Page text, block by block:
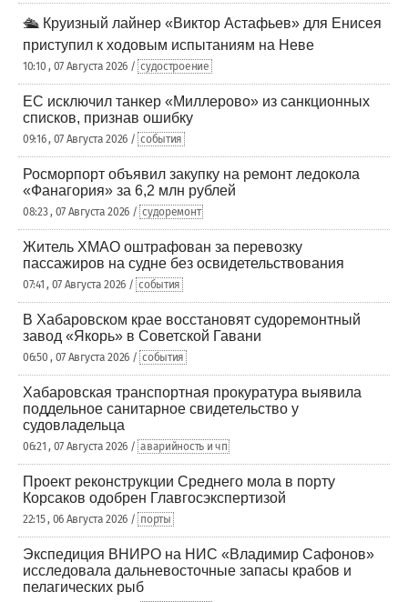
🛳️ Круизный лайнер «Виктор Астафьев» для Енисея
приступил к ходовым испытаниям на Неве
10:10 , 07 Августа 2026 / судостроение
ЕС исключил танкер «Миллерово» из санкционных
списков, признав ошибку
09:16 , 07 Августа 2026 / события
Росморпорт объявил закупку на ремонт ледокола
«Фанагория» за 6,2 млн рублей
08:23 , 07 Августа 2026 / судоремонт
Житель ХМАО оштрафован за перевозку
пассажиров на судне без освидетельствования
07:41 , 07 Августа 2026 / события
В Хабаровском крае восстановят судоремонтный
завод «Якорь» в Советской Гавани
06:50 , 07 Августа 2026 / события
Хабаровская транспортная прокуратура выявила
поддельное санитарное свидетельство у
судовладельца
06:21 , 07 Августа 2026 / аварийность и чп
Проект реконструкции Среднего мола в порту
Корсаков одобрен Главгосэкспертизой
22:15 , 06 Августа 2026 / порты
Экспедиция ВНИРО на НИС «Владимир Сафонов»
исследовала дальневосточные запасы крабов и
пелагических рыб